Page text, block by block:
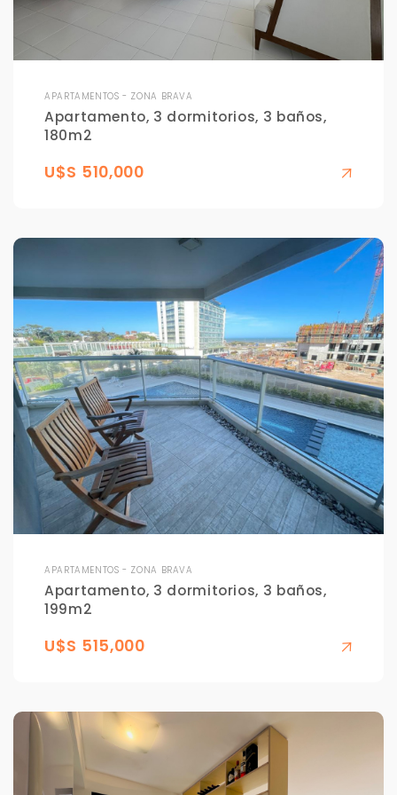
APARTAMENTOS - ZONA BRAVA
Apartamento, 3 dormitorios, 3 baños,
180m2
U$S 510,000
APARTAMENTOS - ZONA BRAVA
Apartamento, 3 dormitorios, 3 baños,
199m2
U$S 515,000